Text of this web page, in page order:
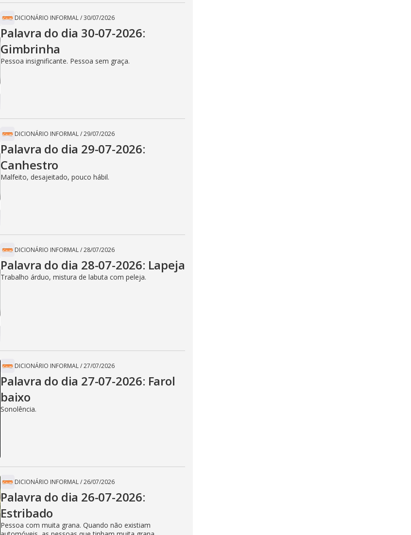
DICIONÁRIO INFORMAL/30/07/2026
Palavra do dia 30-07-2026:
Gimbrinha
Pessoa insignificante. Pessoa sem graça.
DICIONÁRIO INFORMAL/29/07/2026
Palavra do dia 29-07-2026:
Canhestro
Malfeito, desajeitado, pouco hábil.
DICIONÁRIO INFORMAL/28/07/2026
Palavra do dia 28-07-2026: Lapeja
Trabalho árduo, mistura de labuta com peleja.
DICIONÁRIO INFORMAL/27/07/2026
Palavra do dia 27-07-2026: Farol
baixo
Sonolência.
DICIONÁRIO INFORMAL/26/07/2026
Palavra do dia 26-07-2026:
Estribado
Pessoa com muita grana. Quando não existiam